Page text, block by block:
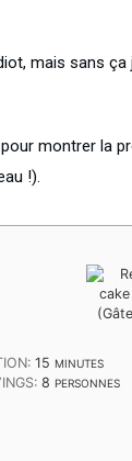
mais sans
montrer la
!).
15 MINUTES
MINUTES
8 PERSONNES